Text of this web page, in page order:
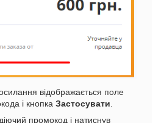
відображається поле
і кнопка Застосувати
промокод і натиснув